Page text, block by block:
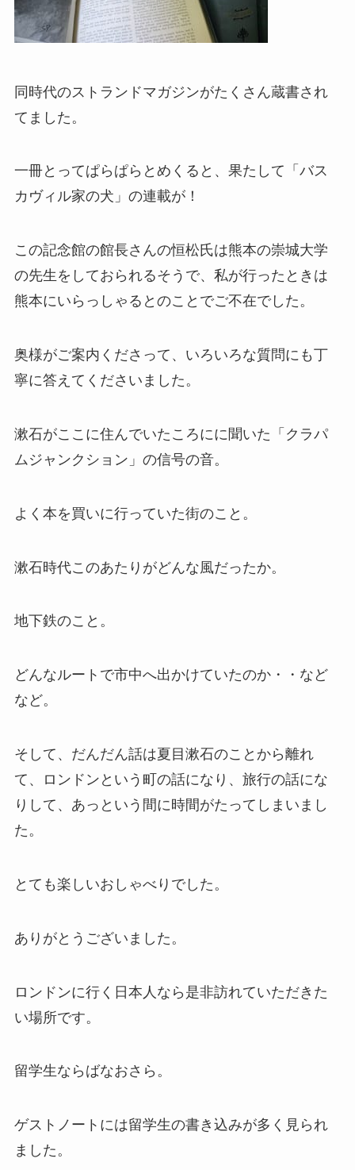
同時代のストランドマガジンがたくさん蔵書され
てました。
一冊とってぱらぱらとめくると、果たして「バス
カヴィル家の犬」の連載が！
この記念館の館長さんの恒松氏は熊本の崇城大学
の先生をしておられるそうで、私が行ったときは
熊本にいらっしゃるとのことでご不在でした。
奥様がご案内くださって、いろいろな質問にも丁
寧に答えてくださいました。
漱石がここに住んでいたころにに聞いた「クラパ
ムジャンクション」の信号の音。
よく本を買いに行っていた街のこと。
漱石時代このあたりがどんな風だったか。
地下鉄のこと。
どんなルートで市中へ出かけていたのか・・など
など。
そして、だんだん話は夏目漱石のことから離れ
て、ロンドンという町の話になり、旅行の話にな
りして、あっという間に時間がたってしまいまし
た。
とても楽しいおしゃべりでした。
ありがとうございました。
ロンドンに行く日本人なら是非訪れていただきた
い場所です。
留学生ならばなおさら。
ゲストノートには留学生の書き込みが多く見られ
ました。